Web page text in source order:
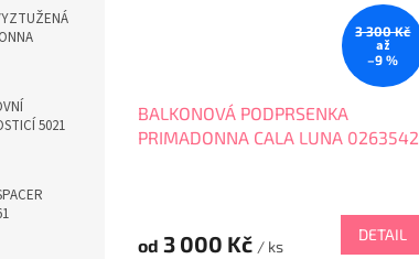
5021
3 300 Kč
až
–9 %
BALKONOVÁ PODPRSENKA
PRIMADONNA CALA LUNA 0263542
od 3 000 Kč / ks
DETAIL